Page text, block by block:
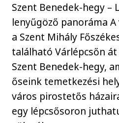
Szent Benedek-hegy –
lenyűgöző panoráma
a Szent Mihály
található Várlépcsőn
Szent Benedek-hegy,
őseink temetkezési
város pirostetős
egy lépcsősoron